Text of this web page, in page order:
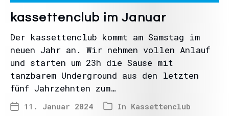
kassettenclub im Januar
Der kassettenclub kommt am Samstag im
neuen Jahr an. Wir nehmen vollen Anlauf
und starten um 23h die Sause mit
tanzbarem Underground aus den letzten
fünf Jahrzehnten zum…
11. Januar 2024 In Kassettenclub